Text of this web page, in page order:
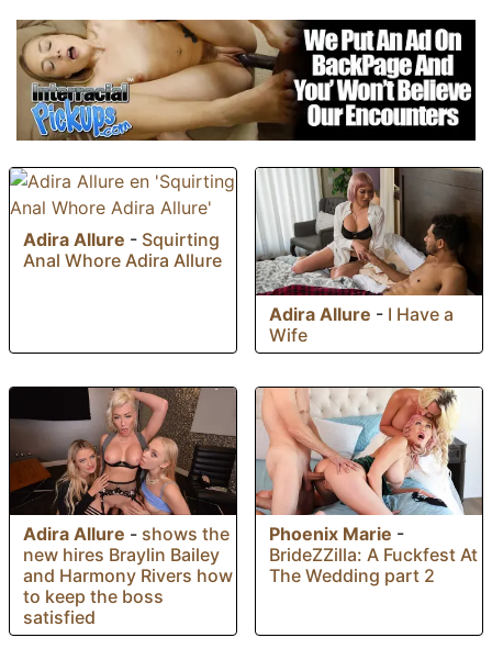
Adira Allure - Squirting
Anal Whore Adira Allure
Adira Allure - I Have a
Wife
Adira Allure - shows the
new hires Braylin Bailey
and Harmony Rivers how
to keep the boss
satisfied
Phoenix Marie -
BrideZZilla: A Fuckfest At
The Wedding part 2